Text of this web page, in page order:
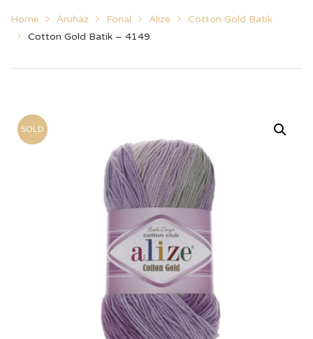
Home Áruház Fonal Alize
Cotton Gold Batik
Cotton Gold Batik – 4149
SOLD